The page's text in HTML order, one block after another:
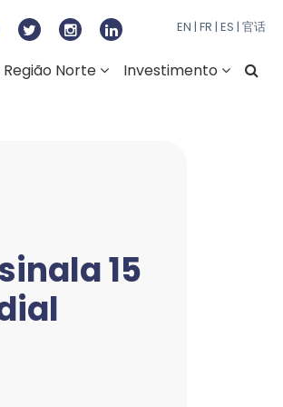
do Norte
EN | FR | ES | 官话
Região Norte Investimento
15